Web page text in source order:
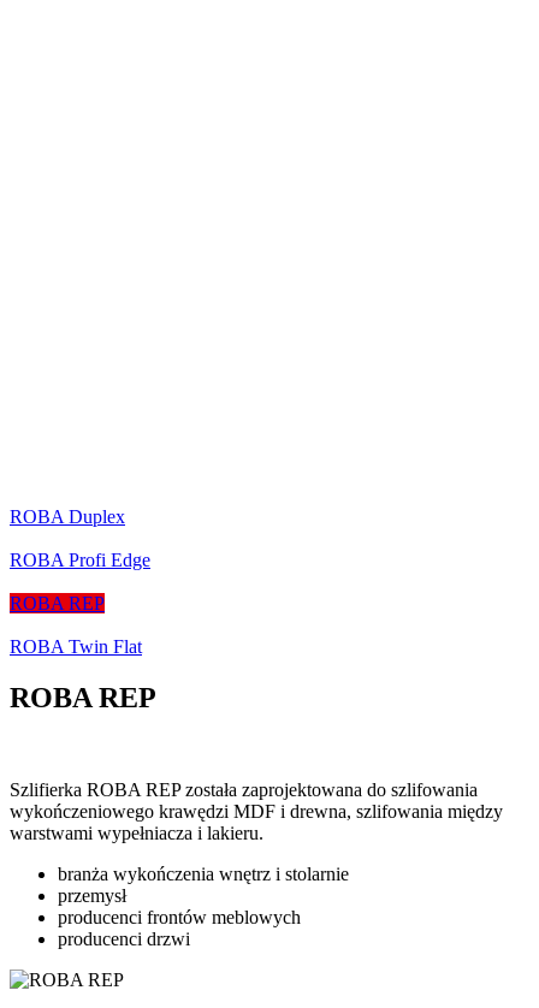
ROBA Duplex
ROBA Profi Edge
ROBA REP
ROBA Twin Flat
ROBA REP
Szlifierka ROBA REP została zaprojektowana do szlifowania
wykończeniowego krawędzi MDF i drewna, szlifowania między
warstwami wypełniacza i lakieru.
branża wykończenia wnętrz i stolarnie
przemysł
producenci frontów meblowych
producenci drzwi